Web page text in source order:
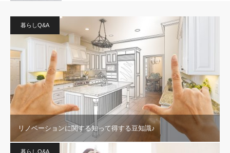
暮らしQ&A
リノベーションに関する知って得する豆知識♪
暮らしQ&A